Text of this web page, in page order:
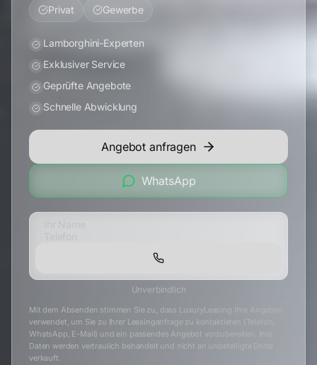
Privat Gewerbe
Lamborghini-Experten
Exklusiver Service
Geprüfte Angebote
Schnelle Abwicklung
Angebot anfragen
WhatsApp
Unverbindlich
Mit dem Absenden stimmen Sie zu, dass LuxuryLeasing Ihre Angaben
verwendet, um Sie zu Ihrer Leasinganfrage zu kontaktieren (Telefon,
WhatsApp, E-Mail) und ein passendes Angebot vorzubereiten. Ihre
Daten werden vertraulich behandelt und nicht an unbeteiligte Dritte
verkauft.